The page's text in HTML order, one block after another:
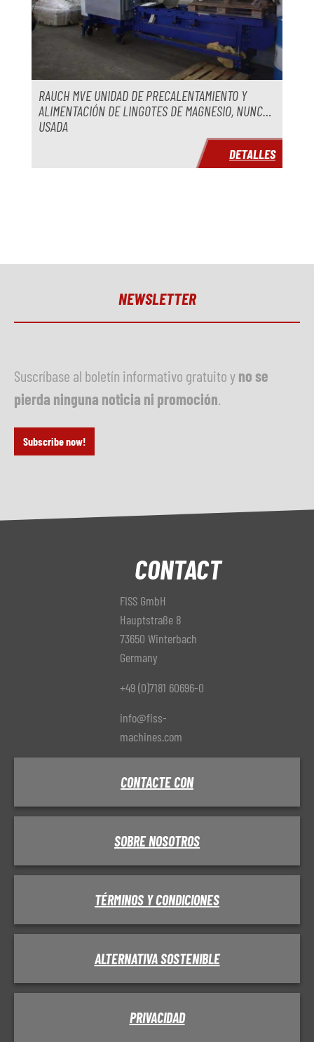
RAUCH MVE UNIDAD DE PRECALENTAMIENTO Y
ALIMENTACIÓN DE LINGOTES DE MAGNESIO, NUNCA
USADA
DETALLES
NEWSLETTER
Suscríbase al boletín informativo gratuito yno se
pierda ninguna noticia ni promoción
Subscribe now!
CONTACT
FISS GmbH
Hauptstraße 8
73650 Winterbach
Germany
+49 (0)7181 60696-0
info@fiss-
machines.com
CONTACTE CON
SOBRE NOSOTROS
TÉRMINOS Y CONDICIONES
ALTERNATIVA SOSTENIBLE
PRIVACIDAD